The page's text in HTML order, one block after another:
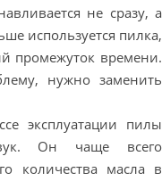
не сразу, а
используется пилка,
промежуток времени.
нужно заменить
эксплуатации пилы
Он чаще всего
количества масла в